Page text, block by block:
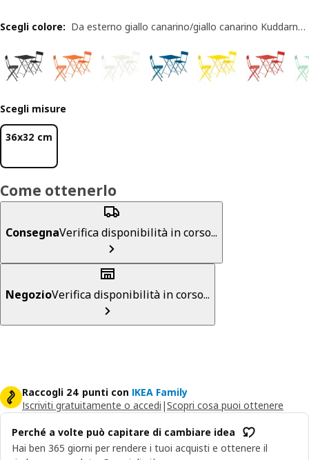
Scegli colore: Da esterno giallo canarino/giallo canarino Kuddarna grigio-beige chiaro
Scegli misure
36x32 cm
Come ottenerlo
ConsegnaVerifica disponibilità in corso...
NegozioVerifica disponibilità in corso...
Raccogli 24 punti con IKEA Family
Iscriviti gratuitamente o accedi |Scopri cosa puoi ottenere
Perché a volte può capitare di cambiare idea
Hai ben 365 giorni per rendere i tuoi acquisti e ottenere il